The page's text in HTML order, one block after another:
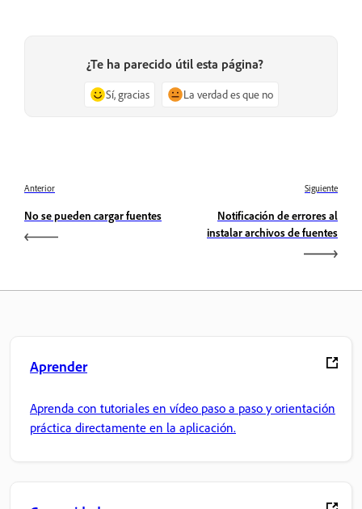
¿Te ha parecido útil esta página?
Sí, gracias La verdad es que no
Anterior
No se pueden cargar fuentes
Siguiente
Notificación de errores al
instalar archivos de fuentes
Aprender
Aprenda con tutoriales en vídeo paso a paso y orientación
práctica directamente en la aplicación.